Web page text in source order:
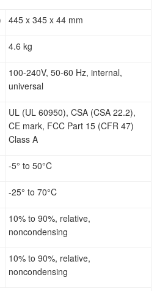
445 x 345 x 44 mm
4.6 kg
100-240V, 50-60 Hz, internal,
universal
UL (UL 60950), CSA (CSA 22.2),
CE mark, FCC Part 15 (CFR 47)
Class A
-5° to 50°C
-25° to 70°C
10% to 90%, relative,
noncondensing
10% to 90%, relative,
noncondensing